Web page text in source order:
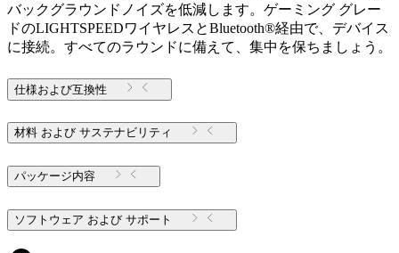
バックグラウンドノイズを低減します。ゲーミング グレー
ドのLIGHTSPEEDワイヤレスとBluetooth®経由で、デバイス
に接続。すべてのラウンドに備えて、集中を保ちましょう。
仕様および互換性
材料 および サステナビリティ
パッケージ内容
ソフトウェア および サポート